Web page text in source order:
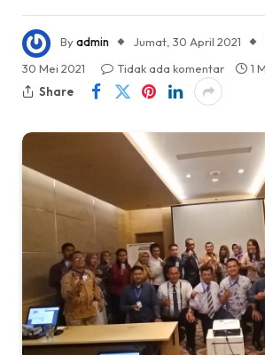
Byadmin Jumat, 30 April 2021
30 Mei 2021
Tidak ada komentar
1
Share